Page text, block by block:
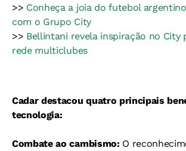
>> Conheça a joia do futebol
com o Grupo City
>> Bellintani revela inspiração no City
rede multiclubes
Cadar destacou quatro principais
tecnologia:
Combate ao cambismo: O